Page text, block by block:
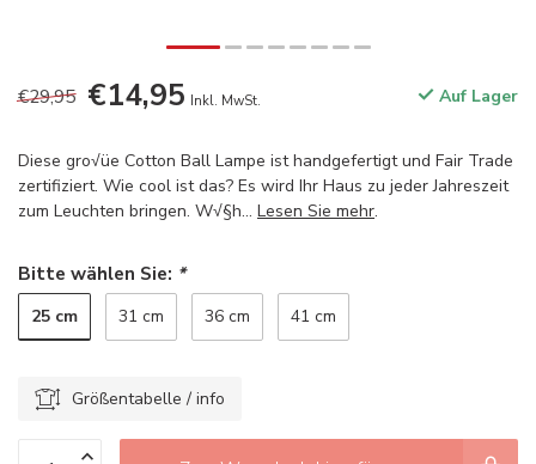
€29,95 €14,95 Inkl. MwSt. Auf Lager
Diese gro√üe Cotton Ball Lampe ist handgefertigt und Fair Trade
zertifiziert. Wie cool ist das? Es wird Ihr Haus zu jeder Jahreszeit
zum Leuchten bringen. W√§h... Lesen Sie mehr.
Bitte wählen Sie: *
25 cm 31 cm 36 cm 41 cm
Größentabelle / info